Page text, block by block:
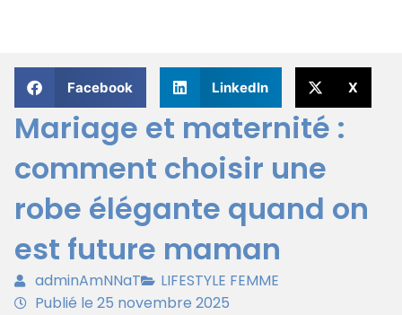
Facebook LinkedIn X
Mariage et maternité :
comment choisir une
robe élégante quand on
est future maman
adminAmNNaT
LIFESTYLE FEMME
Publié le 25 novembre 2025